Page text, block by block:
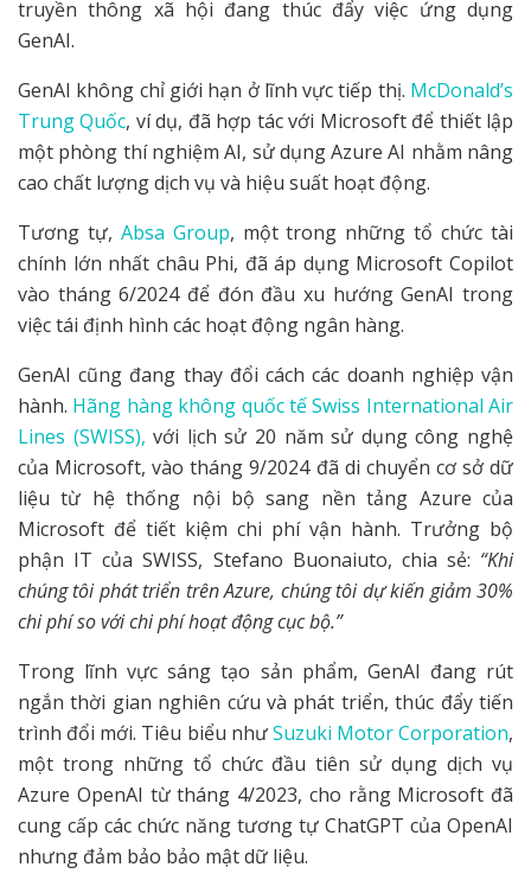
truyền thông xã hội đang thúc đẩy việc ứng dụng
GenAI.
GenAI không chỉ giới hạn ở lĩnh vực tiếp thị. McDonald’s
Trung Quốc, ví dụ, đã hợp tác với Microsoft để thiết lập
một phòng thí nghiệm AI, sử dụng Azure AI nhằm nâng
cao chất lượng dịch vụ và hiệu suất hoạt động.
Tương tự, Absa Group, một trong những tổ chức tài
chính lớn nhất châu Phi, đã áp dụng Microsoft Copilot
vào tháng 6/2024 để đón đầu xu hướng GenAI trong
việc tái định hình các hoạt động ngân hàng.
GenAI cũng đang thay đổi cách các doanh nghiệp vận
hành. Hãng hàng không quốc tế Swiss International Air
Lines (SWISS), với lịch sử 20 năm sử dụng công nghệ
của Microsoft, vào tháng 9/2024 đã di chuyển cơ sở dữ
liệu từ hệ thống nội bộ sang nền tảng Azure của
Microsoft để tiết kiệm chi phí vận hành. Trưởng bộ
phận IT của SWISS, Stefano Buonaiuto, chia sẻ: “Khi
chúng tôi phát triển trên Azure, chúng tôi dự kiến giảm 30%
chi phí so với chi phí hoạt động cục bộ.”
Trong lĩnh vực sáng tạo sản phẩm, GenAI đang rút
ngắn thời gian nghiên cứu và phát triển, thúc đẩy tiến
trình đổi mới. Tiêu biểu nhưSuzuki Motor Corporation,
một trong những tổ chức đầu tiên sử dụng dịch vụ
Azure OpenAI từ tháng 4/2023, cho rằng Microsoft đã
cung cấp các chức năng tương tự ChatGPT của OpenAI
nhưng đảm bảo bảo mật dữ liệu.